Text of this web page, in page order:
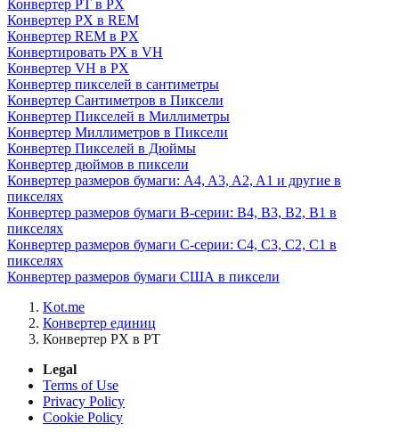
Конвертер PT в PX
Конвертер PX в REM
Конвертер REM в PX
Конвертировать РХ в VH
Конвертер VH в PX
Конвертер пикселей в сантиметры
Конвертер Сантиметров в Пиксели
Конвертер Пикселей в Миллиметры
Конвертер Миллиметров в Пиксели
Конвертер Пикселей в Дюймы
Конвертер дюймов в пиксели
Конвертер размеров бумаги: A4, A3, A2, A1 и другие в
пикселях
Конвертер размеров бумаги B-серии: B4, B3, B2, B1 в
пикселях
Конвертер размеров бумаги C-серии: C4, C3, C2, C1 в
пикселях
Конвертер размеров бумаги США в пиксели
Kot.me
Конвертер единиц
Конвертер PX в PT
Legal
Terms of Use
Privacy Policy
Cookie Policy